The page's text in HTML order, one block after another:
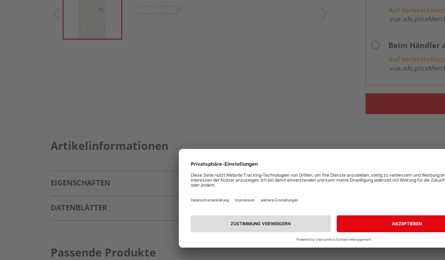
Auf
Beim Händler
Auf
Artikelinformationen
EIGENSCHAFTEN
DATENBLÄTTER
Passende Produkte